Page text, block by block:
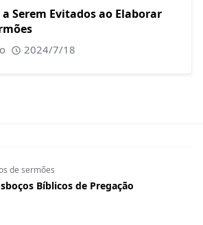
Serem Evitados ao Elaborar
2024/7/18
de sermões
Bíblicos de Pregação